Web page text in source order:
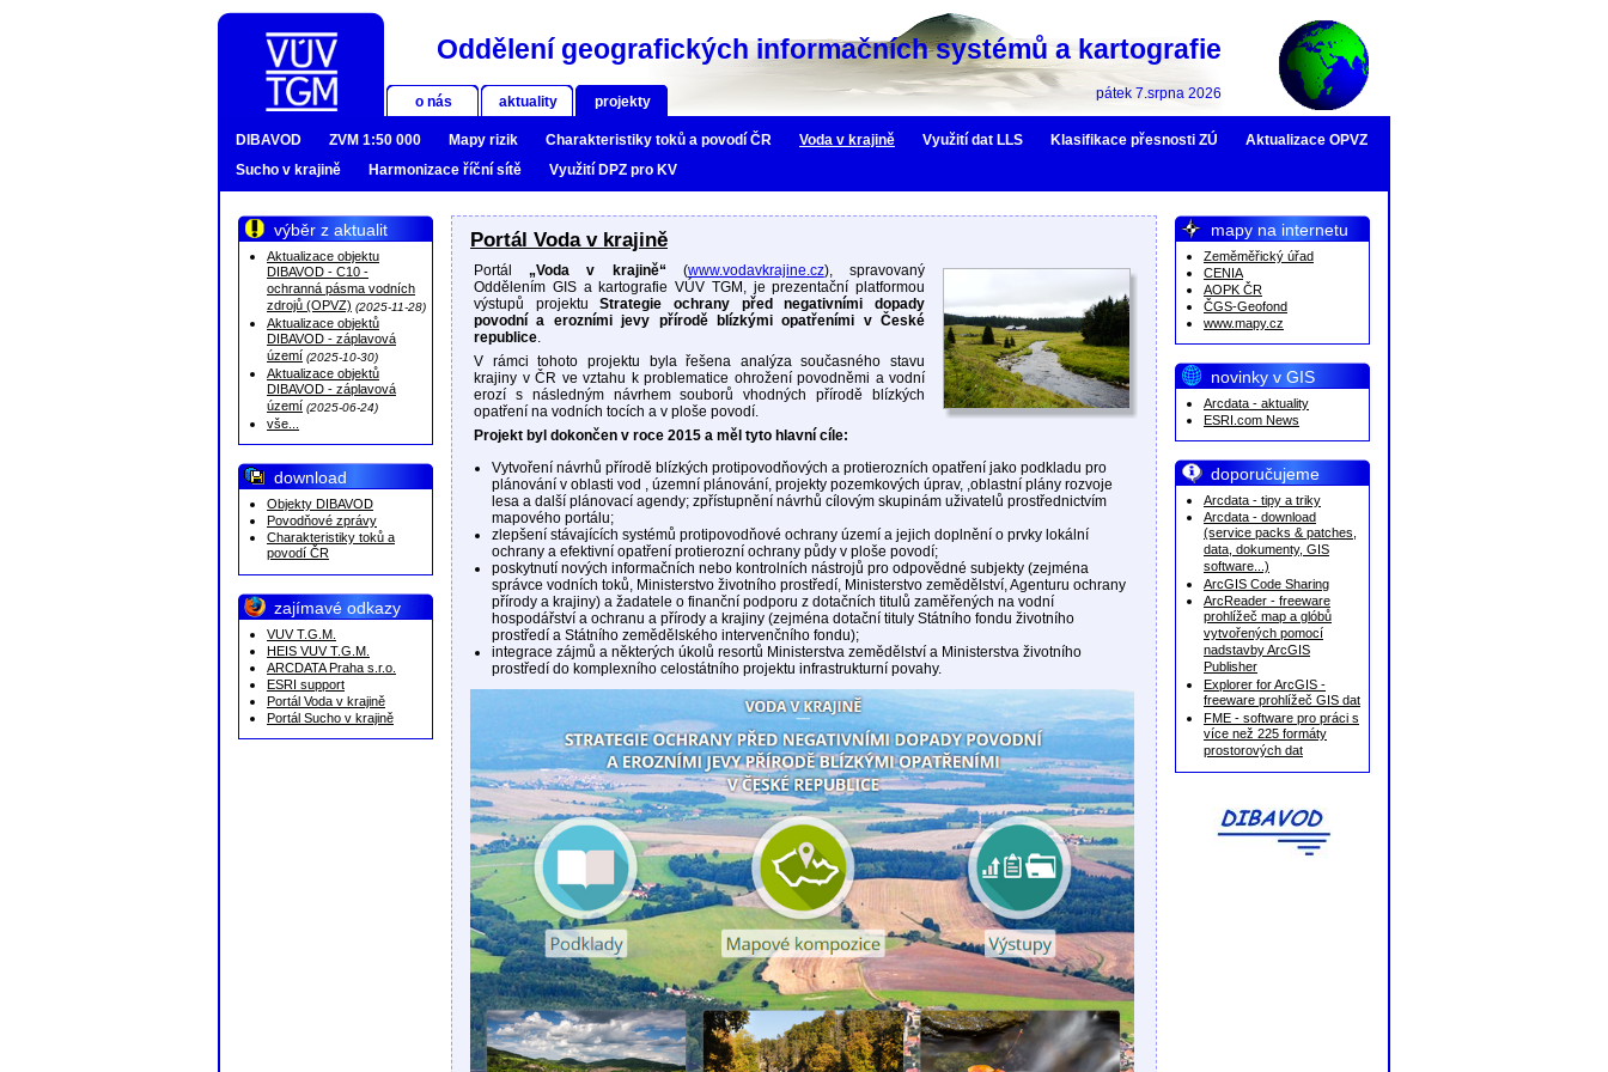
Oddělení geografických informačních systémů a kartografie
o nás aktuality projekty pátek 7.srpna 2026
DIBAVOD ZVM 1:50 000 Mapy rizik Charakteristiky toků a povodí ČR Voda v krajině Využití dat LLS Klasifikace přesnosti ZÚ
Aktualizace OPVZ
Sucho v krajině
Harmonizace říční sítě Využití DPZ pro KV
výběr z aktualit
Aktualizace objektu
DIBAVOD - C10 -
ochranná pásma vodních
zdrojů (OPVZ) (2025-11-28)
Aktualizace objektů
DIBAVOD - záplavová
území (2025-10-30)
Aktualizace objektů
DIBAVOD - záplavová
území (2025-06-24)
vše...
download
Objekty DIBAVOD
Povodňové zprávy
Charakteristiky toků a
povodí ČR
zajímavé odkazy
VUV T.G.M.
HEIS VUV T.G.M.
ARCDATA Praha s.r.o.
ESRI support
Portál Voda v krajině
Portál Sucho v krajině
Portál Voda v krajině
Portál„Voda v krajině“(www.vodavkrajine.cz), spravovaný
Oddělením GIS a kartografie VÚV TGM, je prezentační platformou
výstupů projektuStrategie ochrany před negativními dopady
povodní a erozními jevy přírodě blízkými opatřeními v České
republice.
V rámci tohoto projektu byla řešena analýza současného stavu
krajiny v ČR ve vztahu k problematice ohrožení povodněmi a vodní
erozí s následným návrhem souborů vhodných přírodě blízkých
opatření na vodních tocích a v ploše povodí.
Projekt byl dokončen v roce 2015 a měl tyto hlavní cíle:
Vytvoření návrhů přírodě blízkých protipovodňových a protierozních opatření jako podkladu pro
plánování v oblasti vod , územní plánování, projekty pozemkových úprav, ,oblastní plány rozvoje
lesa a další plánovací agendy; zpřístupnění návrhů cílovým skupinám uživatelů prostřednictvím
mapového portálu;
zlepšení stávajících systémů protipovodňové ochrany území a jejich doplnění o prvky lokální
ochrany a efektivní opatření protierozní ochrany půdy v ploše povodí;
poskytnutí nových informačních nebo kontrolních nástrojů pro odpovědné subjekty (zejména
správce vodních toků, Ministerstvo životního prostředí, Ministerstvo zemědělství, Agenturu ochrany
přírody a krajiny) a žadatele o finanční podporu z dotačních titulů zaměřených na vodní
hospodářství a ochranu a přírody a krajiny (zejména dotační tituly Státního fondu životního
prostředí a Státního zemědělského intervenčního fondu);
integrace zájmů a některých úkolů resortů Ministerstva zemědělství a Ministerstva životního
prostředí do komplexního celostátního projektu infrastrukturní povahy.
mapy na internetu
Zeměměřický úřad
CENIA
AOPK ČR
ČGS-Geofond
www.mapy.cz
novinky v GIS
Arcdata - aktuality
ESRI.com News
doporučujeme
Arcdata - tipy a triky
Arcdata - download
(service packs & patches,
data, dokumenty, GIS
software...)
ArcGIS Code Sharing
ArcReader - freeware
prohlížeč map a glóbů
vytvořených pomocí
nadstavby ArcGIS
Publisher
Explorer for ArcGIS -
freeware prohlížeč GIS dat
FME - software pro práci s
více než 225 formáty
prostorových dat